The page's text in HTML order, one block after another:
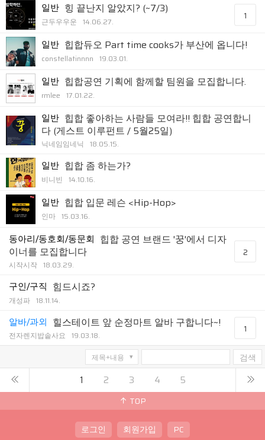
일반 힝 끝난지 알았지? (~7/3)
근두우우운 14.06.27. 1
일반 힙합듀오 Part time cooks가 부산에 옵니다!
constellatinnnn 19.03.01.
일반 힙합공연 기획에 함께할 팀원을 모집합니다.
rmlee 17.01.22.
일반 힙합 좋아하는 사람들 모여라!! 힙합 공연합니
다 (게스트 이루펀트 / 5월25일)
닉네임임네닉 18.05.15.
일반 힙합 좀 하는가?
비니빈 14.10.16.
일반 힙합 입문 레슨 <Hip-Hop>
인마 15.03.16.
동아리/동호회/동문회 힙합 공연 브랜드 '꿍'에서 디자
이너를 모집합니다
시작시작 18.03.29.
2
구인/구직 힘드시죠?
개성파 18.11.14.
알바/과외 힐스테이트 앞 순정마트 알바 구합니다~!
전자렌지밥솥사요 19.03.18.
1
검색
1 2 3 4 5
TOP
로그인 회원가입 PC